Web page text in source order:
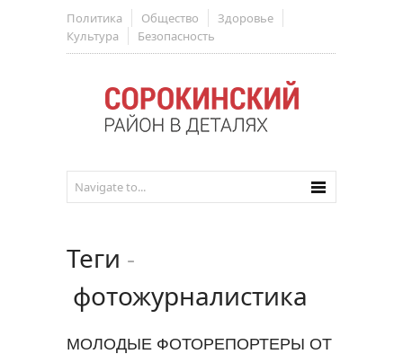
Политика Общество
Здоровье
Культура
Безопасность
Теги -
фотожурналистика
МОЛОДЫЕ ФОТОРЕПОРТЕРЫ ОТ